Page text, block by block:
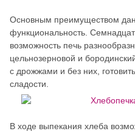
Основным преимуществом
функциональность.
возможность печь
цельнозерновой и
с дрожжами и без них,
сладости.
В ходе выпекания хлеба